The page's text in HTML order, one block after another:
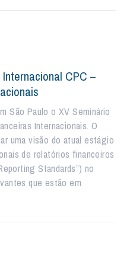
CPC –
São Paulo o XV Seminário
Internacionais. O
uma visão do atual estágio
de relatórios financeiros
Standards”) no
que estão em